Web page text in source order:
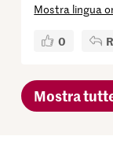
Mostra lingua
0
Mostra